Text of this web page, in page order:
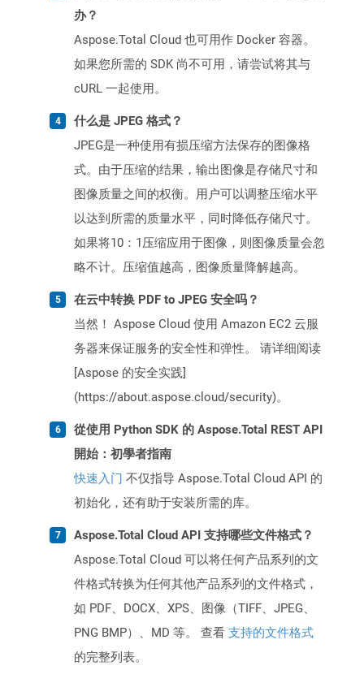
办？
Aspose.Total Cloud 也可用作 Docker 容器。
如果您所需的 SDK 尚不可用，请尝试将其与
cURL 一起使用。
什么是 JPEG 格式？
JPEG是一种使用有损压缩方法保存的图像格
式。由于压缩的结果，输出图像是存储尺寸和
图像质量之间的权衡。用户可以调整压缩水平
以达到所需的质量水平，同时降低存储尺寸。
如果将10：1压缩应用于图像，则图像质量会忽
略不计。压缩值越高，图像质量降解越高。
在云中转换 PDF to JPEG 安全吗？
当然！ Aspose Cloud 使用 Amazon EC2 云服
务器来保证服务的安全性和弹性。 请详细阅读
[Aspose 的安全实践]
(https://about.aspose.cloud/security)。
從使用 Python SDK 的 Aspose.Total REST API
開始：初學者指南
快速入门 不仅指导 Aspose.Total Cloud API 的
初始化，还有助于安装所需的库。
Aspose.Total Cloud API 支持哪些文件格式？
Aspose.Total Cloud 可以将任何产品系列的文
件格式转换为任何其他产品系列的文件格式，
如 PDF、DOCX、XPS、图像（TIFF、JPEG、
PNG BMP）、MD 等。 查看 支持的文件格式
的完整列表。